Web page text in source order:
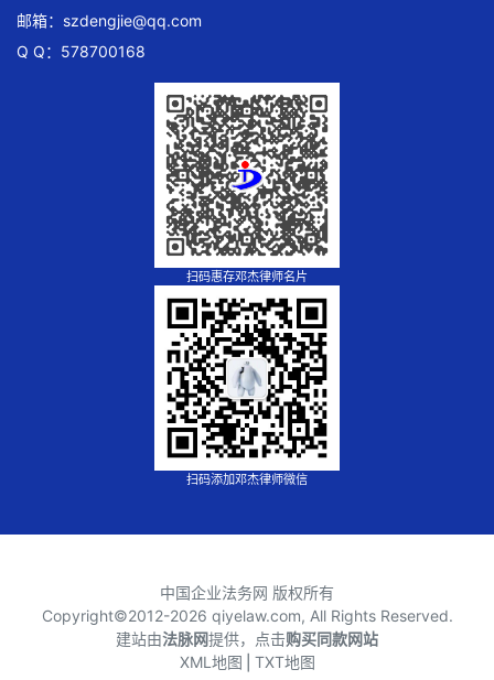
邮箱： szdengjie@qq.com
Q Q：578700168
扫码惠存邓杰律师名片
扫码添加邓杰律师微信
中国企业法务网 版权所有
Copyright©2012-2026 qiyelaw.com, All Rights Reserved.
建站由法脉网提供，点击购买同款网站
XML地图 TXT地图